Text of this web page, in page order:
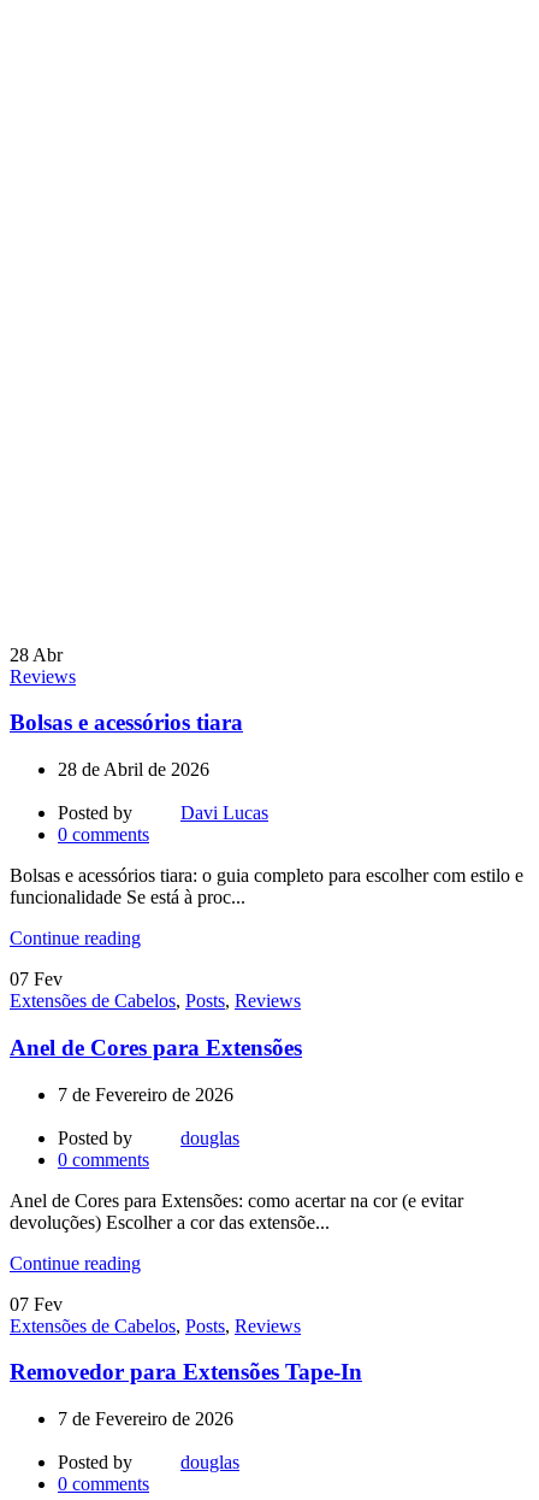
28 Abr
Reviews
Bolsas e acessórios tiara
28 de Abril de 2026
Posted by
Davi Lucas
0 comments
Bolsas e acessórios tiara: o guia completo para escolher com estilo e
funcionalidade Se está à proc...
Continue reading
07 Fev
Extensões de Cabelos, Posts, Reviews
Anel de Cores para Extensões
7 de Fevereiro de 2026
Posted by
douglas
0 comments
Anel de Cores para Extensões: como acertar na cor (e evitar
devoluções) Escolher a cor das extensõe...
Continue reading
07 Fev
Extensões de Cabelos, Posts, Reviews
Removedor para Extensões Tape-In
7 de Fevereiro de 2026
Posted by
douglas
0 comments